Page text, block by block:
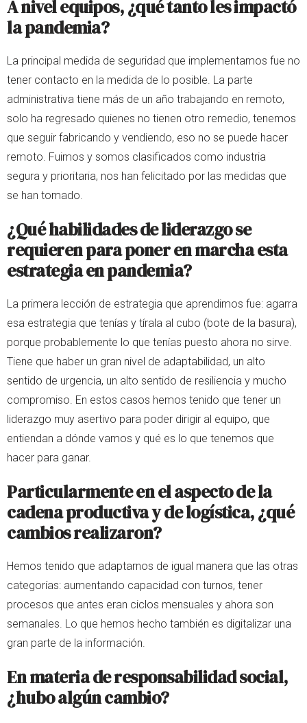
A nivel equipos, ¿qué tanto les impactó
la pandemia?
La principal medida de seguridad que implementamos fue no
tener contacto en la medida de lo posible. La parte
administrativa tiene más de un año trabajando en remoto,
solo ha regresado quienes no tienen otro remedio, tenemos
que seguir fabricando y vendiendo, eso no se puede hacer
remoto. Fuimos y somos clasificados como industria
segura y prioritaria, nos han felicitado por las medidas que
se han tomado.
¿Qué habilidades de liderazgo se
requieren para poner en marcha esta
estrategia en pandemia?
La primera lección de estrategia que aprendimos fue: agarra
esa estrategia que tenías y tírala al cubo (bote de la basura),
porque probablemente lo que tenías puesto ahora no sirve.
Tiene que haber un gran nivel de adaptabilidad, un alto
sentido de urgencia, un alto sentido de resiliencia y mucho
compromiso. En estos casos hemos tenido que tener un
liderazgo muy asertivo para poder dirigir al equipo, que
entiendan a dónde vamos y qué es lo que tenemos que
hacer para ganar.
Particularmente en el aspecto de la
cadena productiva y de logística, ¿qué
cambios realizaron?
Hemos tenido que adaptarnos de igual manera que las otras
categorías: aumentando capacidad con turnos, tener
procesos que antes eran ciclos mensuales y ahora son
semanales. Lo que hemos hecho también es digitalizar una
gran parte de la información.
En materia de responsabilidad social,
¿hubo algún cambio?